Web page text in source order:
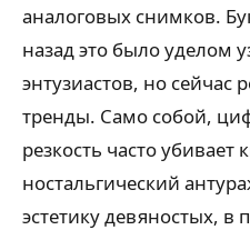
аналоговых снимков.
назад это было уделом
энтузиастов, но сейчас
тренды. Само собой,
резкость часто
ностальгический
эстетику девяностых, в